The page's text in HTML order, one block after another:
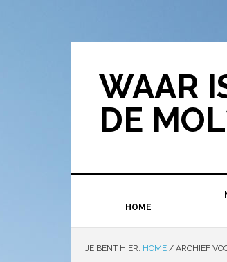
WAAR
DE
HOME
JE BENT HIER: HOME / ARCHIEF